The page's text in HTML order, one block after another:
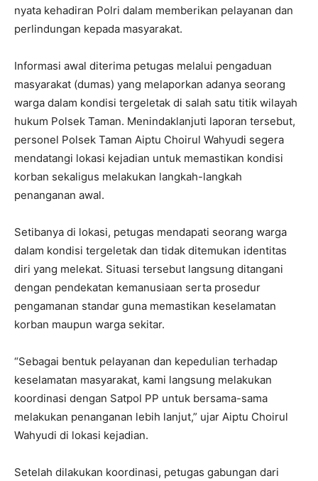
nyata kehadiran Polri dalam memberikan pelayanan dan
perlindungan kepada masyarakat.
Informasi awal diterima petugas melalui pengaduan
masyarakat (dumas) yang melaporkan adanya seorang
warga dalam kondisi tergeletak di salah satu titik wilayah
hukum Polsek Taman. Menindaklanjuti laporan tersebut,
personel Polsek Taman Aiptu Choirul Wahyudi segera
mendatangi lokasi kejadian untuk memastikan kondisi
korban sekaligus melakukan langkah-langkah
penanganan awal.
Setibanya di lokasi, petugas mendapati seorang warga
dalam kondisi tergeletak dan tidak ditemukan identitas
diri yang melekat. Situasi tersebut langsung ditangani
dengan pendekatan kemanusiaan serta prosedur
pengamanan standar guna memastikan keselamatan
korban maupun warga sekitar.
“Sebagai bentuk pelayanan dan kepedulian terhadap
keselamatan masyarakat, kami langsung melakukan
koordinasi dengan Satpol PP untuk bersama-sama
melakukan penanganan lebih lanjut,” ujar Aiptu Choirul
Wahyudi di lokasi kejadian.
Setelah dilakukan koordinasi, petugas gabungan dari